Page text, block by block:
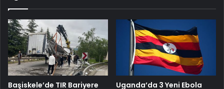
Başiskele’de TIR Bariyere Uganda’da 3 Yeni Ebola